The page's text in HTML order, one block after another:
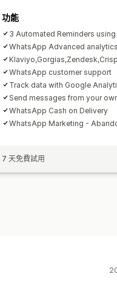
功能
3 Automated Reminders
WhatsApp Advanced
WhatsApp customer support
Track data with Google
Send messages from your
WhatsApp Cash on Delivery
WhatsApp Marketing -
7 天免費試用